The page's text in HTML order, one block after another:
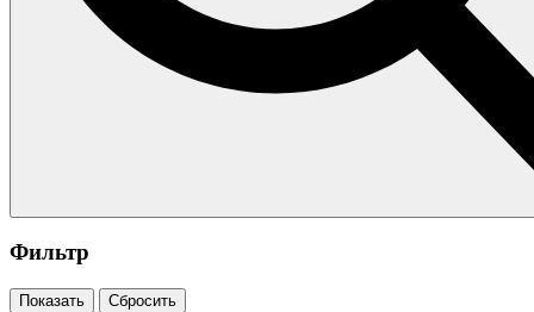
Фильтр
Показать Сбросить